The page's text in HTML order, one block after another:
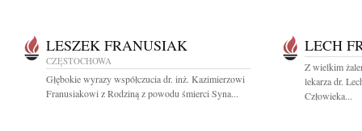
LESZEK FRANUSIAK
CZĘSTOCHOWA
Głębokie wyrazy współczucia dr. inż. Kazimierzowi
Franusiakowi z Rodziną z powodu śmierci Syna...
LECH
Z wielkim
lekarza dr.
Człowieka...